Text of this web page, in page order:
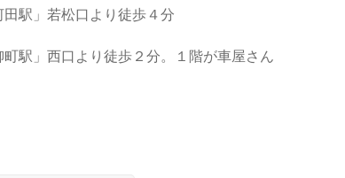
駅」若松口より徒歩４分
駅」西口より徒歩２分。１階が車屋さん